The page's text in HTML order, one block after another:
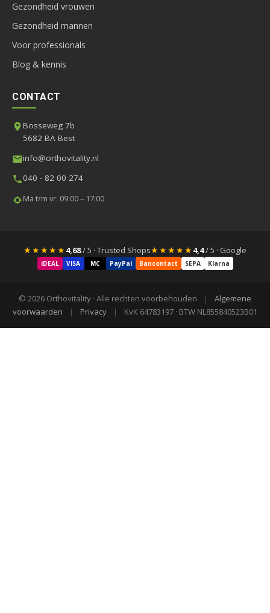
Gezondheid vrouwen
Gezondheid mannen
Voor professionals
Blog & kennis
CONTACT
Bosseweg 7b
5682 BA Best
info@orthovitality.nl
040 - 82 00 274
Ma t/m vr: 09:00 – 17:00
★★★★★4,68/ 5 · Trusted Shops★★★★★4,4/ 5 · Google
iDEAL VISA MC PayPal Bancontact SEPA Klarna
© 2026 Orthovitality · Alle rechten voorbehouden |
Algemene
voorwaarden
| Privacy | KvK 64783197 · BTW NL855840523B01